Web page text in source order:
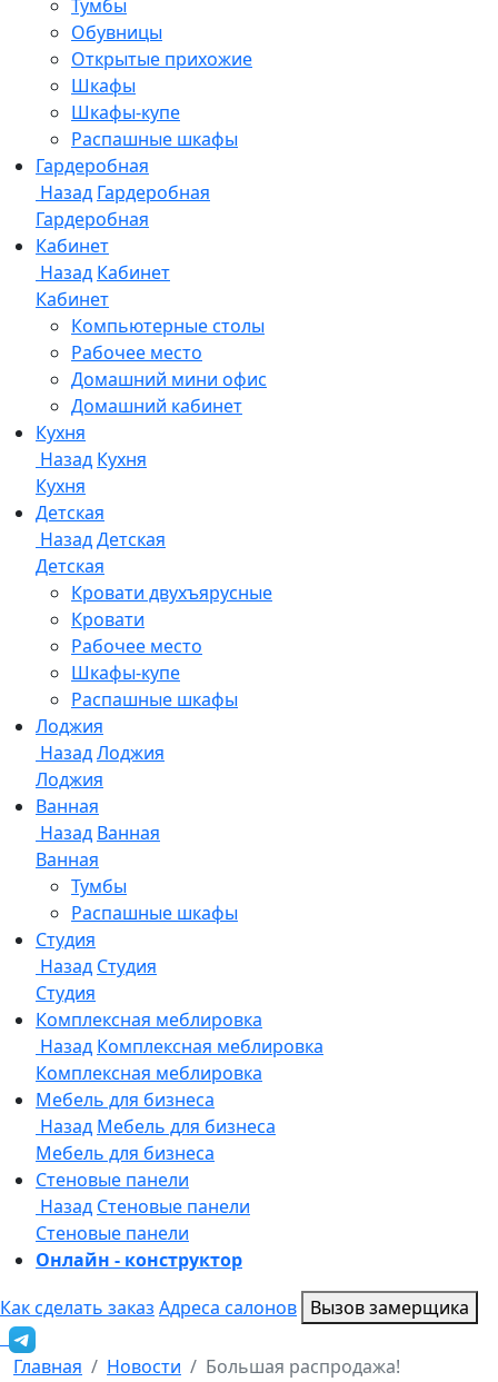
Онлайн - конструктор
Как сделать заказ Адреса салонов Вызов замерщика
Главная Новости Большая распродажа!